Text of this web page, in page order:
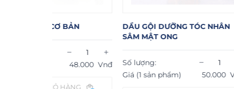
DẦU GỘI DƯỠNG TÓC NHÂN
Số lượng: −
50.000 Vnđ
XÀ BÔNG
Số lượng: